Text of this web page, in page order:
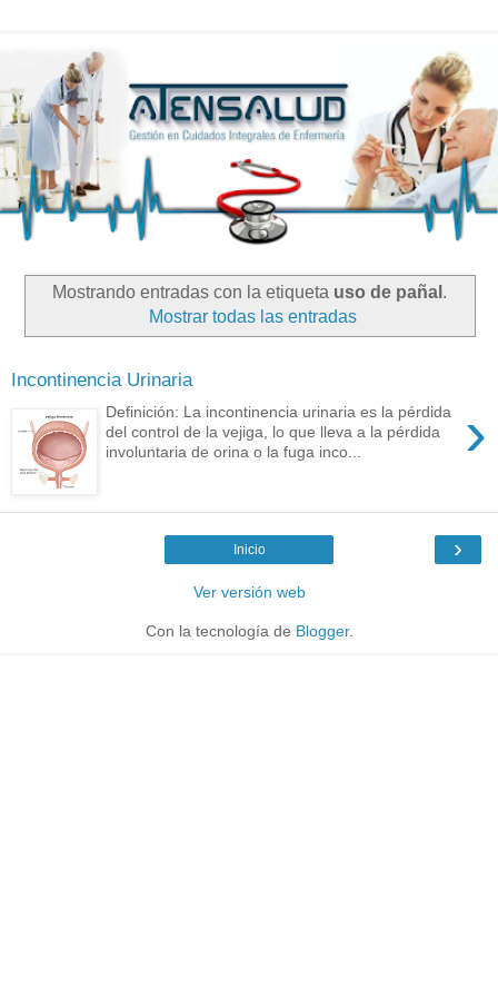
Mostrando entradas con la etiqueta uso de pañal .
Mostrar todas las entradas
Incontinencia Urinaria
›
Definición: La incontinencia urinaria es la pérdida
del control de la vejiga, lo que lleva a la pérdida
involuntaria de orina o la fuga inco...
›
Inicio
Ver versión web
Con la tecnología de Blogger.